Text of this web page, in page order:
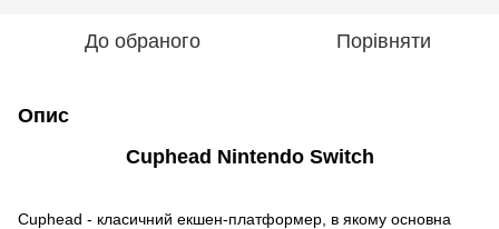
До обраного Порівняти
Опис
Cuphead Nintendo Switch
Cuphead - класичний екшен-платформер, в якому основна